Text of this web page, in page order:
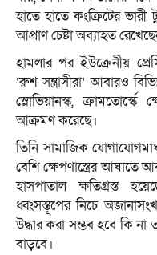
হাতে হাতে কংক্রিটের
আপ্রাণ চেষ্টা অব্যাহত
হামলার পর ইউক্রেনীয়
‘রুশ সন্ত্রাসীরা’ আবারও
স্লোভিয়ানস্ক, ক্রামতোর্স্কে
আক্রমণ করেছে।
তিনি সামাজিক
বেশি ক্ষেপণাস্ত্রের
হাসপাতাল ক্ষতিগ্রস্ত
ধ্বংসস্তূপের নিচে
উদ্ধার করা সম্ভব হবে কি
বাড়বে।